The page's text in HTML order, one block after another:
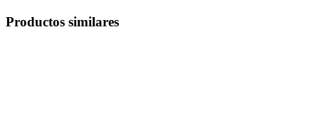
Productos similares